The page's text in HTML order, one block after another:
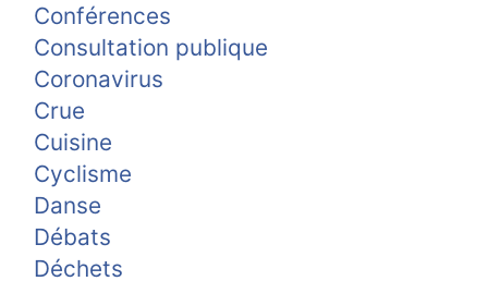
Conférences
Consultation publique
Coronavirus
Crue
Cuisine
Cyclisme
Danse
Débats
Déchets